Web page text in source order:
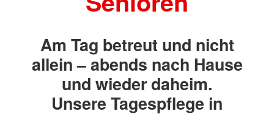
Am Tag betreut und nicht
allein – abends nach Hause
und wieder daheim.
Unsere Tagespflege in